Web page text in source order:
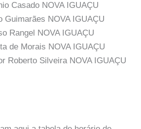
Casado NOVA IGUAÇU
Guimarães NOVA IGUAÇU
Rangel NOVA IGUAÇU
de Morais NOVA IGUAÇU
Roberto Silveira NOVA IGUAÇU